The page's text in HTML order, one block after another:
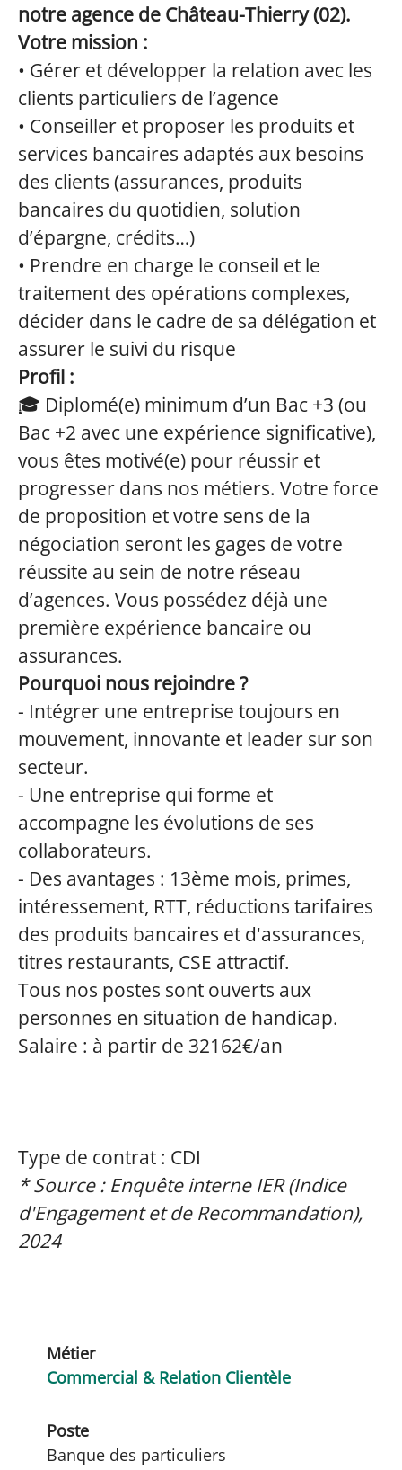
notre agence de Château-Thierry (02).
Votre mission :
• Gérer et développer la relation avec les
clients particuliers de l’agence
• Conseiller et proposer les produits et
services bancaires adaptés aux besoins
des clients (assurances, produits
bancaires du quotidien, solution
d’épargne, crédits…)
• Prendre en charge le conseil et le
traitement des opérations complexes,
décider dans le cadre de sa délégation et
assurer le suivi du risque
Profil :
🎓 Diplomé(e) minimum d’un Bac +3 (ou
Bac +2 avec une expérience significative),
vous êtes motivé(e) pour réussir et
progresser dans nos métiers. Votre force
de proposition et votre sens de la
négociation seront les gages de votre
réussite au sein de notre réseau
d’agences. Vous possédez déjà une
première expérience bancaire ou
assurances.
Pourquoi nous rejoindre ?
- Intégrer une entreprise toujours en
mouvement, innovante et leader sur son
secteur.
- Une entreprise qui forme et
accompagne les évolutions de ses
collaborateurs.
- Des avantages : 13ème mois, primes,
intéressement, RTT, réductions tarifaires
des produits bancaires et d'assurances,
titres restaurants, CSE attractif.
Tous nos postes sont ouverts aux
personnes en situation de handicap.
Salaire : à partir de 32162€/an
Type de contrat : CDI
* Source : Enquête interne IER (Indice
d'Engagement et de Recommandation),
2024
Métier
Commercial & Relation Clientèle
Poste
Banque des particuliers